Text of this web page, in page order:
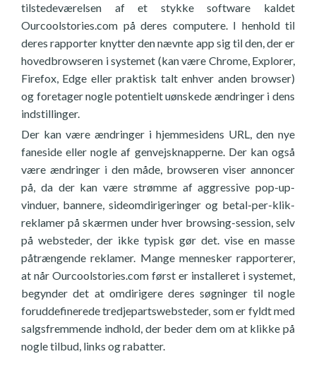
tilstedeværelsen af et stykke software kaldet
Ourcoolstories.com på deres computere. I henhold til
deres rapporter knytter den nævnte app sig til den, der er
hovedbrowseren i systemet (kan være Chrome, Explorer,
Firefox, Edge eller praktisk talt enhver anden browser)
og foretager nogle potentielt uønskede ændringer i dens
indstillinger.
Der kan være ændringer i hjemmesidens URL, den nye
faneside eller nogle af genvejsknapperne. Der kan også
være ændringer i den måde, browseren viser annoncer
på, da der kan være strømme af aggressive pop-up-
vinduer, bannere, sideomdirigeringer og betal-per-klik-
reklamer på skærmen under hver browsing-session, selv
på websteder, der ikke typisk gør det. vise en masse
påtrængende reklamer. Mange mennesker rapporterer,
at når Ourcoolstories.com først er installeret i systemet,
begynder det at omdirigere deres søgninger til nogle
foruddefinerede tredjepartswebsteder, som er fyldt med
salgsfremmende indhold, der beder dem om at klikke på
nogle tilbud, links og rabatter.